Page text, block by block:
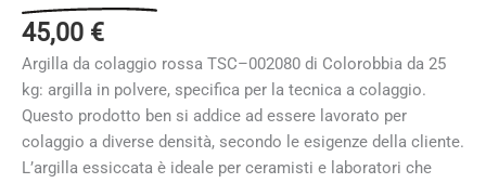
45,00 €
Argilla da colaggio rossa TSC–002080 di Colorobbia da 25
kg: argilla in polvere, specifica per la tecnica a colaggio.
Questo prodotto ben si addice ad essere lavorato per
colaggio a diverse densità, secondo le esigenze della cliente.
L’argilla essiccata è ideale per ceramisti e laboratori che